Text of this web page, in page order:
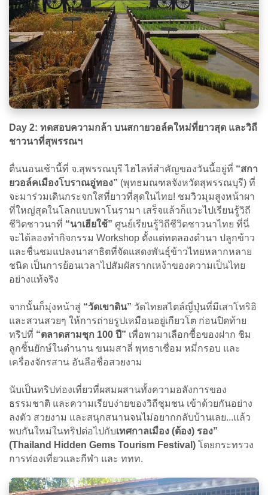
Day 2: ทดสอบความกล้า บนสกายวอล์คใหม่ที่ยาวสุด และวิถี
ชาวนาที่สุพรรณฯ
ตื่นนอนเช้านี้ที่ จ.สุพรรณบุรี ไฮไลท์สำคัญของวันนี้อยู่ที่ “สกา
ยวอล์คเมืองโบราณอู่ทอง” (พุทธมณฑลจังหวัดสุพรรณบุรี) ที่
จะมาร่วมเดินกระจกใสที่ยาวที่สุดในไทย! ชมวิวมุมสูงหน้าผา
ที่ใหญ่สุดในโลกแบบพาโนรามา เสร็จแล้วก็แวะไปเรียนรู้วิถี
ชีวิตชาวนาที่ “นาเฮียใช้” ศูนย์เรียนรู้วิถีชีวิตชาวนาไทย ที่นี่
จะได้ลองทำกิจกรรม Workshop ตั้งแต่ทดลองดำนา ปลูกข้าว
และชื่นชมแปลงนาสาธิตที่จัดแสดงพันธุ์ข้าวไทยหลากหลาย
ชนิด เป็นการย้อนเวลาไปสัมผัสรากเหง้าของความเป็นไทย
อย่างแท้จริง
จากนั้นก็มุ่งหน้าสู่ “วัดเขาดิน” วัดไทยสไตล์ญี่ปุ่นที่มีเสาโทริอิ
และสวนสวยๆ ให้การถ่ายรูปเหมือนอยู่เกียวโต ก่อนปิดท้าย
ทริปที่ “ตลาดสามชุก 100 ปี” เพื่อพามาเลือกซื้อของฝาก ชิม
ลูกชิ้นยักษ์ในตำนาน ขนมสาลี่ พุทธาเชื่อม หมี่กรอบ และ
เครื่องจักรสาน อันลือชื่อสวยงาม
นับเป็นทริปท่องเที่ยวที่ผสมผสานทั้งความอลังการของ
ธรรมชาติ และความเรียบง่ายของวิถีชุมชน เข้าด้วยกันอย่าง
ลงตัว สวยงาม และสนุกสนานจนไม่อยากกลับบ้านเลย...แล้ว
พบกันใหม่ในทริปต่อไปกับเทศกาลเมือง (ต้อง) รอง”
(Thailand Hidden Gems Tourism Festival) โดยกระทรวง
การท่องเที่ยวและกีฬา และ ททท.